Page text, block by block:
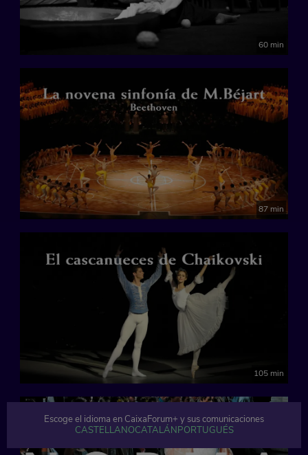
60 min
87 min
105 min
Últimos días
Escoge el idioma en CaixaForum+ y sus comunicaciones
CASTELLANOCATALÁNPORTUGUÉS